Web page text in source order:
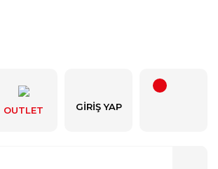
OUTLET GIRIŞ YAP